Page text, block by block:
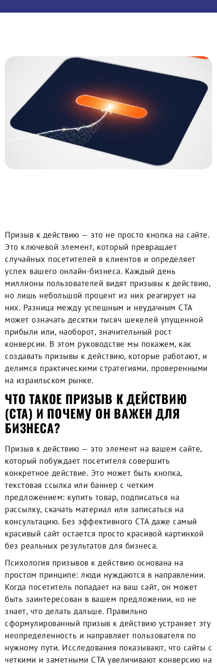
Призыв к действию — это не просто кнопка на сайте.
Это ключевой элемент, который превращает
случайных посетителей в клиентов и определяет
успех вашего онлайн-бизнеса. Каждый день
миллионы пользователей видят призывы к действию,
но лишь небольшой процент из них реагирует на
них. Разница между успешным и неудачным CTA
может означать десятки тысяч шекелей упущенной
прибыли или, наоборот, значительный рост
конверсии. В этом руководстве мы покажем, как
создавать призывы к действию, которые работают, и
делимся практическими стратегиями, проверенными
на израильском рынке.
ЧТО ТАКОЕ ПРИЗЫВ К ДЕЙСТВИЮ
(CTA) И ПОЧЕМУ ОН ВАЖЕН ДЛЯ
БИЗНЕСА?
Призыв к действию — это элемент на вашем сайте,
который побуждает посетителя совершить
конкретное действие. Это может быть кнопка,
текстовая ссылка или баннер с четким
предложением: купить товар, подписаться на
рассылку, скачать материал или записаться на
консультацию. Без эффективного CTA даже самый
красивый сайт остается просто красивой картинкой
без реальных результатов для бизнеса.
Психология призывов к действию основана на
простом принципе: люди нуждаются в направлении.
Когда посетитель попадает на ваш сайт, он может
быть заинтересован в вашем предложении, но не
знает, что делать дальше. Правильно
сформулированный призыв к действию устраняет эту
неопределенность и направляет пользователя по
нужному пути. Исследования показывают, что сайты с
четкими и заметными CTA увеличивают конверсию на